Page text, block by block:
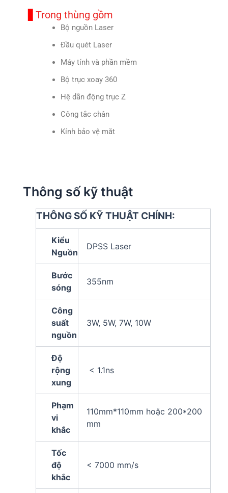
Trong thùng gồm
Bộ nguồn Laser
Đầu quét Laser
Máy tính và phần mềm
Bộ trục xoay 360
Hệ dẫn động trục Z
Công tắc chân
Kính bảo vệ mắt
Thông số kỹ thuật
THÔNG SỐ KỸ THUẬT CHÍNH:
Kiểu
Nguồn
DPSS Laser
Bước
sóng
355nm
Công
suất
nguồn
3W, 5W, 7W, 10W
Độ
rộng
xung
< 1.1ns
Phạm
vi
khắc
110mm*110mm hoặc 200*200
mm
Tốc
độ
khắc
< 7000 mm/s